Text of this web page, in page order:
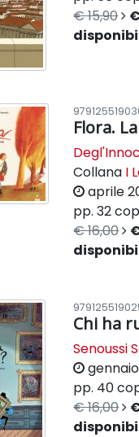
€ 15,90
Flora.
Collana I
aprile
pp. 32
€ 16,00
Chi ha
Senoussi
pp. 40
€ 16,00